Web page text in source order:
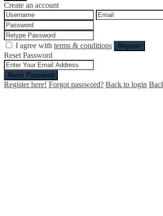
Create an account
I agree with terms & conditions Register
Reset Password
Reset Password
Register here! Forgot password? Back to login